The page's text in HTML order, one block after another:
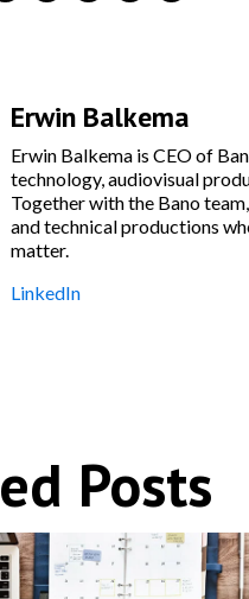
Erwin Balkema
Erwin Balkema is CEO of
technology, audiovisual
Together with the Bano
and technical productions
matter.
LinkedIn
Posts